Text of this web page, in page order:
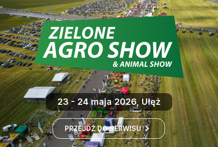
23 - 24 maja 2026, Ułęż
PRZEJDŹ DO SERWISU